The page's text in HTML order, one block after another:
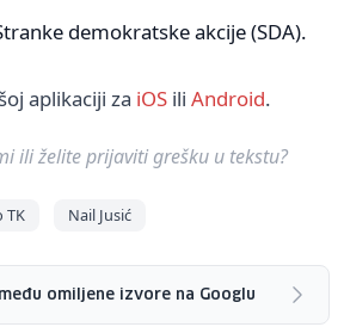
demokratske akcije (SDA).
aplikaciji za iOS ili Android.
ili želite prijaviti grešku u tekstu?
TK Nail Jusić
omiljene izvore na Googlu